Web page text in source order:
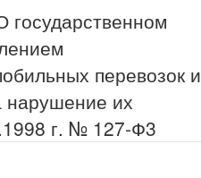
перевозок и
нарушение их
г. № 127-Ф3